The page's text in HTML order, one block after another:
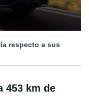
respecto a sus
453 km de